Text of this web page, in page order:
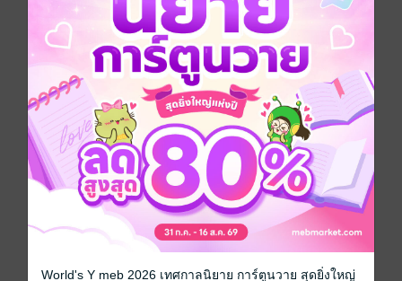
ง่ายดายนัก มิหนำซ้ำภรรยาหุ่นล่ำของเขายังความจำเสื่อม
ไม่ทราบพื้นเพ ตัวตนอันแท้จริง!
Boy love / Yaoi หนังสือแปล จีนโบราณ
โรแมนติก ย้อนยุค/พีเรียด
ซีรีส์ ภรรยาของข้าเป็นบุรุษหุ่นล่ำ
ประเภทไฟล์ pdf, epub(สารบัญ)
วันที่วางขาย 28 กรกฎาคม 2566
ความยาว 393 หน้า (≈ 105,035 คำ)
World's Y meb 2026 เทศกาลนิยาย การ์ตูนวาย สุดยิ่งใหญ่